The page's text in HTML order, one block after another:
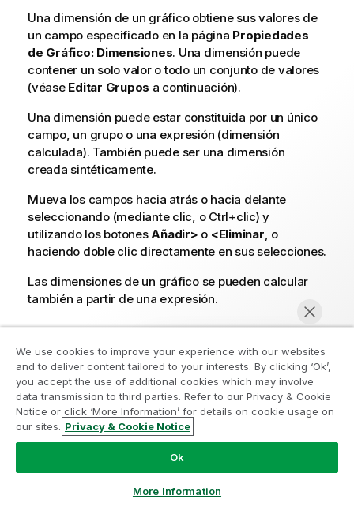
Una dimensión de un gráfico obtiene sus valores de
un campo especificado en la página Propiedades
de Gráfico: Dimensiones. Una dimensión puede
contener un solo valor o todo un conjunto de valores
(véase Editar Grupos a continuación).
Una dimensión puede estar constituida por un único
campo, un grupo o una expresión (dimensión
calculada). También puede ser una dimensión
creada sintéticamente.
Mueva los campos hacia atrás o hacia delante
seleccionando (mediante clic, o Ctrl+clic) y
utilizando los botones Añadir> o <Eliminar , o
haciendo doble clic directamente en sus selecciones.
Las dimensiones de un gráfico se pueden calcular
también a partir de una expresión.
Propiedades de las dimensiones
Propiedad Descripción
Campos/Grupos
Disponibles
Lista todos los campos o
grupos de campos
disponibles para
emplear como
dimensiones (esto es,
lo largo de un eje x en un
Únase al Programa de modernización de
la analítica
Modernícese sin comprometer sus valiosas aplicaciones
de QlikView con el Programa de modernización de la
analítica.
contactar con nosotros:
ampquestions@qlik.com
We use cookies to improve your experience with our websites
and to deliver content tailored to your interests. By clicking ‘Ok’,
you accept the use of additional cookies which may involve
data transmission to third parties. Refer to our Privacy & Cookie
Notice or click ‘More Information’ for details on cookie usage on
our sites. Privacy & Cookie Notice
Ok
More Information